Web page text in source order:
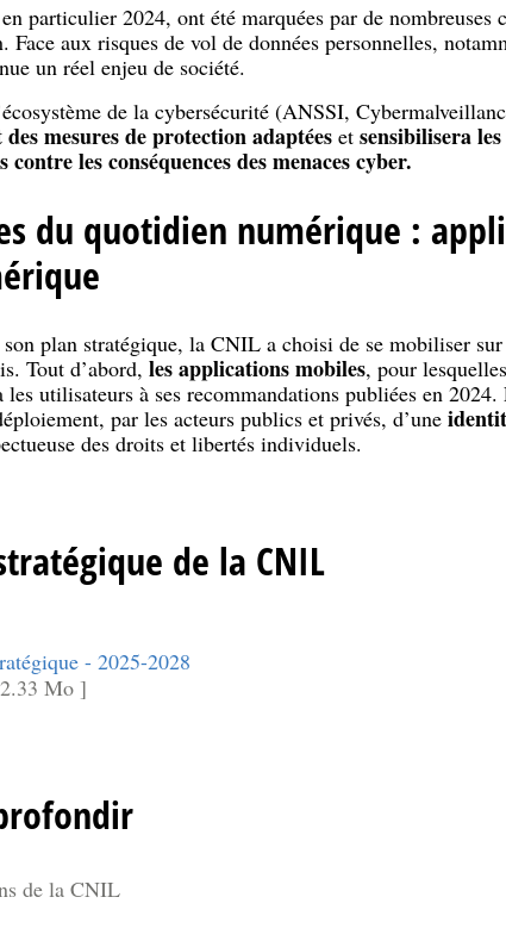
particulier 2024, ont été marquées par de
aux risques de vol de données personnelles,
un réel enjeu de société.
de la cybersécurité (ANSSI,
mesures de protection adaptées etsensibilisera
les conséquences des menaces cyber.
du quotidien numérique :
plan stratégique, la CNIL a choisi de se mobiliser
Tout d’abord, les applications mobiles, pour
les utilisateurs à ses recommandations publiées en
par les acteurs publics et privés, d’une
des droits et libertés individuels.
de la CNIL
- 2025-2028
Mo ]
de la CNIL